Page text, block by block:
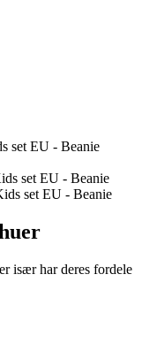
set EU - Beanie
set EU - Beanie
set EU - Beanie
især har deres fordele